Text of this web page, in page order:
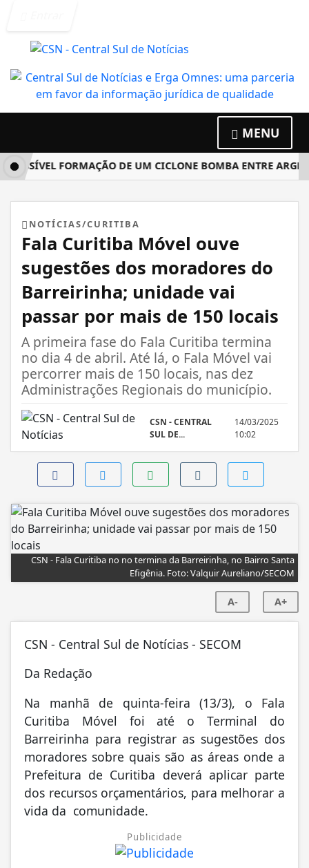
MENU
FORMAÇÃO DE UM CICLONE BOMBA ENTRE
NOTÍCIAS/CURITIBA
Fala Curitiba Móvel ouve
sugestões dos moradores do
Barreirinha; unidade vai
passar por mais de 150 locais
A primeira fase do Fala Curitiba termina
no dia 4 de abril. Até lá, o Fala Móvel vai
percorrer mais de 150 locais, nas dez
Administrações Regionais do município.
CSN - CENTRAL
SUL DE...
14/03/2025
10:02
CSN - Fala Curitiba no no termina da Barreirinha, no Bairro Santa
Efigênia. Foto: Valquir Aureliano/SECOM
A- A+
CSN - Central Sul de Notícias - SECOM
Da Redação
Na manhã de quinta-feira (13/3), o Fala
Curitiba Móvel foi até o Terminal do
Barreirinha para registrar as sugestões dos
moradores sobre quais são as áreas onde a
Prefeitura de Curitiba deverá aplicar parte
dos recursos orçamentários, para melhorar a
vida da comunidade.
Publicidade